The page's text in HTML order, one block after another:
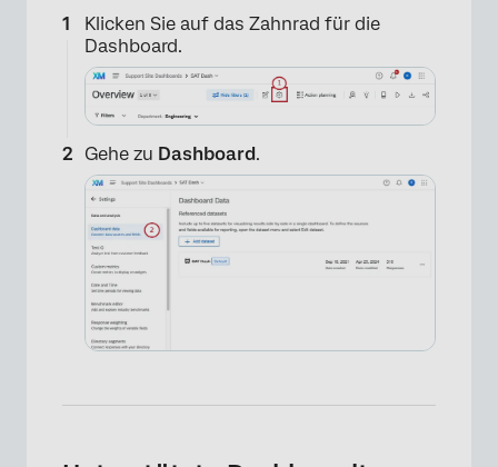
Klicken Sie auf das Zahnrad für die
Dashboard.
Gehe zu Dashboard.